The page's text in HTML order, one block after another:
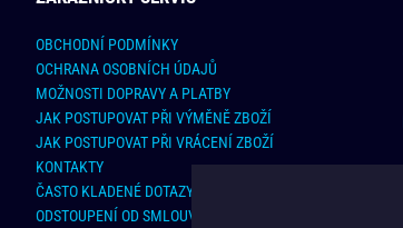
OBCHODNÍ PODMÍNKY
OCHRANA OSOBNÍCH ÚDAJŮ
MOŽNOSTI DOPRAVY A PLATBY
JAK POSTUPOVAT PŘI VÝMĚNĚ ZBOŽÍ
JAK POSTUPOVAT PŘI VRÁCENÍ ZBOŽÍ
KONTAKTY
ČASTO KLADENÉ DOTAZY
ODSTOUPENÍ OD SMLOUVY - ONLINE FORMULÁŘ